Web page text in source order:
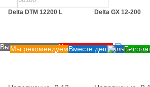
Выгодная заменаХорошая скидка
Delta DTM 12200 L
Мы рекомендуемВместе дешевле
Delta GX 12-200